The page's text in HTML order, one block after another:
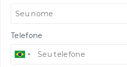
Telefone